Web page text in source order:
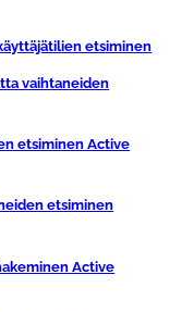
etsiminen
vaihtaneiden
etsiminen Active
etsiminen
Active